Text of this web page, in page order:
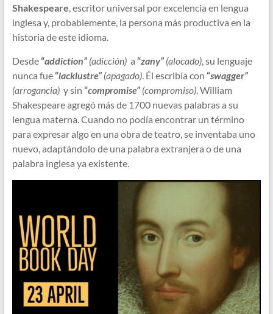
Shakespeare, escritor universal por excelencia en lengua
inglesa y, probablemente, la persona más productiva en la
historia de este idioma.
Desde“addiction”(adicción) a “zany”(alocado), su lenguaje
nunca fue“lacklustre”(apagado). Él escribía con “swagger”
(arrogancia) y sin “compromise” (compromiso). William
Shakespeare agregó más de 1700 nuevas palabras a su
lengua materna. Cuando no podía encontrar un término
para expresar algo en una obra de teatro, se inventaba uno
nuevo, adaptándolo de una palabra extranjera o de una
palabra inglesa ya existente.